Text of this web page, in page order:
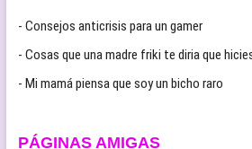
- Consejos anticrisis para un gamer
- Cosas que una madre friki te diria que
- Mi mamá piensa que soy un bicho raro
PÁGINAS AMIGAS